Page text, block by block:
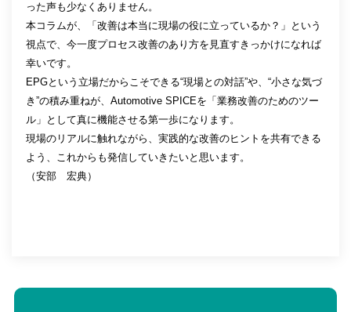
った声も少なくありません。
本コラムが、「改善は本当に現場の役に立っているか？」という
視点で、今一度プロセス改善のあり方を見直すきっかけになれば
幸いです。
EPGという立場だからこそできる“現場との対話”や、“小さな気づ
き”の積み重ねが、Automotive SPICEを「業務改善のためのツー
ル」として真に機能させる第一歩になります。
現場のリアルに触れながら、実践的な改善のヒントを共有できる
よう、これからも発信していきたいと思います。
（安部 宏典）